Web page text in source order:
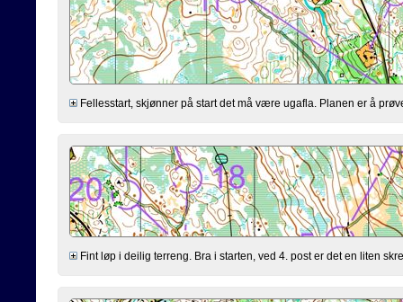
Fellesstart, skjønner på start det må være ugafla. Planen er å
Fint løp i deilig terreng. Bra i starten, ved 4. post er det en liten